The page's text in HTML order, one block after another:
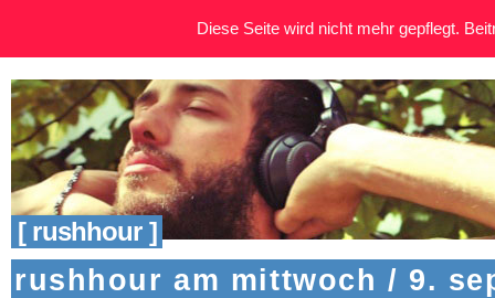
[ rushhour ]
rushhour am mittwoch / 9.
Diese Seite wird nicht mehr gepflegt.